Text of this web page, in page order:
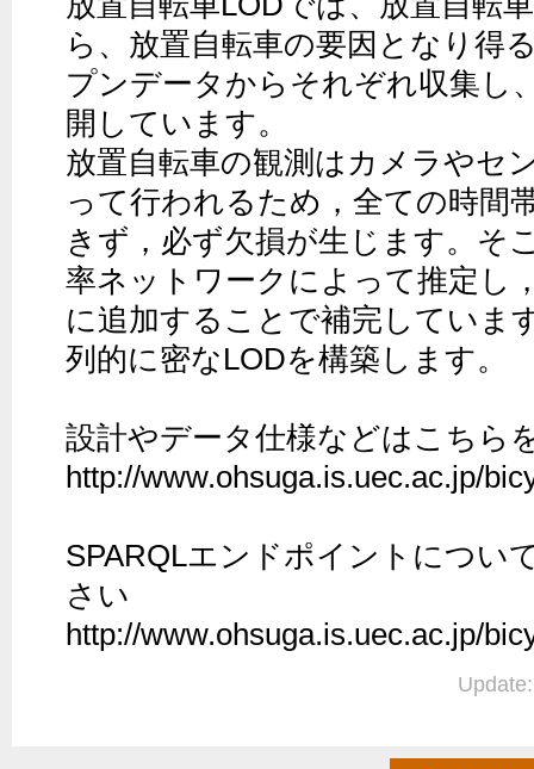
ら、放置自転車の要因となり得
プンデータからそれぞれ収集し
開しています。
放置自転車の観測はカメラやセ
って行われるため，全ての時間
きず，必ず欠損が生じます。そ
率ネットワークによって推定し
に追加することで補完していま
列的に密なLODを構築します。
設計やデータ仕様などはこちら
http://www.ohsuga.is.uec.ac.jp/
SPARQLエンドポイントについ
さい
http://www.ohsuga.is.uec.ac.jp/